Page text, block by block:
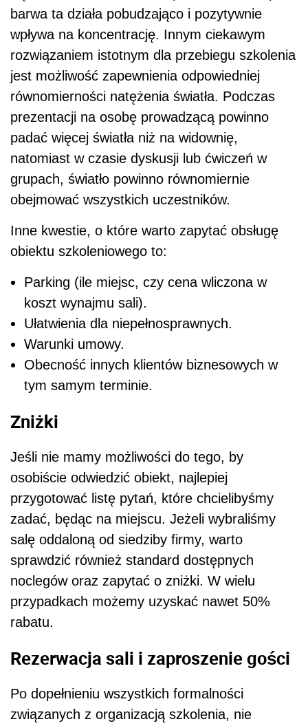
barwa ta działa pobudzająco i pozytywnie
wpływa na koncentrację. Innym ciekawym
rozwiązaniem istotnym dla przebiegu szkolenia
jest możliwość zapewnienia odpowiedniej
równomierności natężenia światła. Podczas
prezentacji na osobę prowadzącą powinno
padać więcej światła niż na widownię,
natomiast w czasie dyskusji lub ćwiczeń w
grupach, światło powinno równomiernie
obejmować wszystkich uczestników.
Inne kwestie, o które warto zapytać obsługę
obiektu szkoleniowego to:
Parking (ile miejsc, czy cena wliczona w
koszt wynajmu sali).
Ułatwienia dla niepełnosprawnych.
Warunki umowy.
Obecność innych klientów biznesowych w
tym samym terminie.
Zniżki
Jeśli nie mamy możliwości do tego, by
osobiście odwiedzić obiekt, najlepiej
przygotować listę pytań, które chcielibyśmy
zadać, będąc na miejscu. Jeżeli wybraliśmy
salę oddaloną od siedziby firmy, warto
sprawdzić również standard dostępnych
noclegów oraz zapytać o zniżki. W wielu
przypadkach możemy uzyskać nawet 50%
rabatu.
Rezerwacja sali i zaproszenie gości
Po dopełnieniu wszystkich formalności
związanych z organizacją szkolenia, nie